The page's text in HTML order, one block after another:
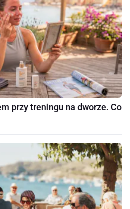
przy treningu na dworze. Co